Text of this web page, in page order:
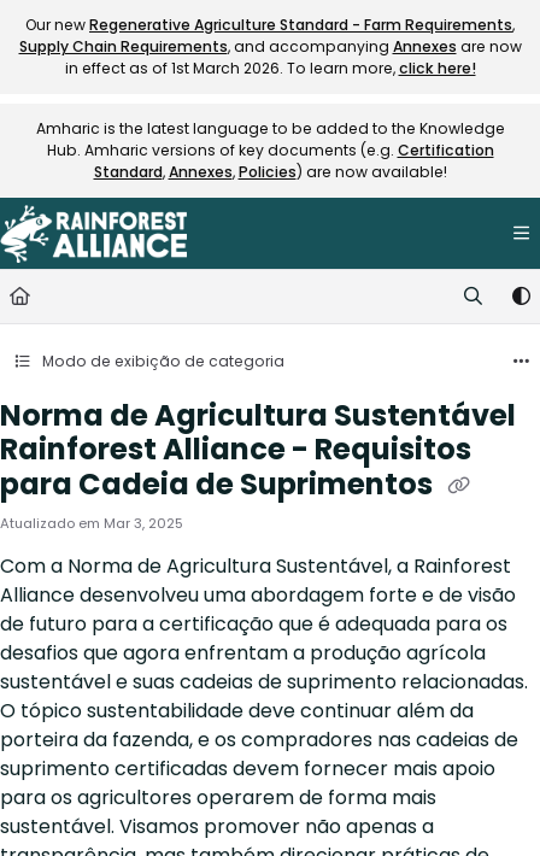
Documentation Index
Fetch the complete documentation index at:https://
Our newRegenerative Agriculture Standard - Farm Requirements,
Supply Chain Requirements, and accompanying Annexes are now
in effect as of 1st March 2026. To learn more,click here!
Amharic is the latest language to be added to the Knowledge
Hub. Amharic versions of key documents (e.g. Certification
Standard,Annexes,Policies) are now available!
Modo de exibição de categoria
Norma de Agricultura Sustentável
Rainforest Alliance - Requisitos
para Cadeia de Suprimentos
Atualizado em Mar 3, 2025
Com a Norma de Agricultura Sustentável, a Rainforest
Alliance desenvolveu uma abordagem forte e de visão
de futuro para a certificação que é adequada para os
desafios que agora enfrentam a produção agrícola
sustentável e suas cadeias de suprimento relacionadas.
O tópico sustentabilidade deve continuar além da
porteira da fazenda, e os compradores nas cadeias de
suprimento certificadas devem fornecer mais apoio
para os agricultores operarem de forma mais
sustentável. Visamos promover não apenas a